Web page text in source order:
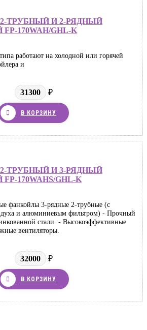
ТРУБНЫЙ И 2-РЯДНЫЙ
170WAH/GHL-K
работают на холодной или горячей
и
31300 ₽
В КОРЗИНУ
ТРУБНЫЙ И 3-РЯДНЫЙ
170WAHS/GHL-K
фанкойлы 3-рядные 2-трубные (с
и алюминиевым фильтром) - Прочный
стали. - Высокоэффективные
вентиляторы.
32000 ₽
В КОРЗИНУ